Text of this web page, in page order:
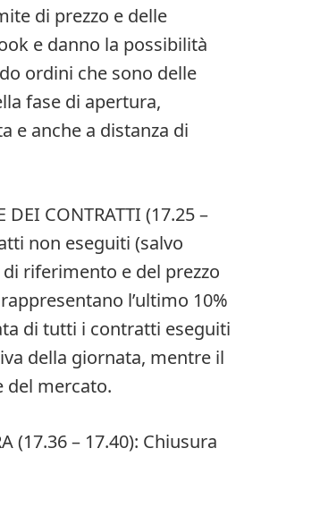
di prezzo e delle
e danno la possibilità
ordini che sono delle
fase di apertura,
e anche a distanza di
DEI CONTRATTI (17.25 –
non eseguiti (salvo
riferimento e del prezzo
l’ultimo 10%
di tutti i contratti eseguiti
della giornata, mentre il
del mercato.
(17.36 – 17.40): Chiusura